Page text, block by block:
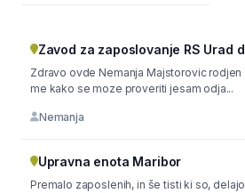
Zavod za zaposlovanje RS Urad
Zdravo ovde Nemanja Majstorovic rodjen
me kako se moze proveriti jesam odja...
Nemanja
Upravna enota Maribor
Premalo zaposlenih, in še tisti ki so,